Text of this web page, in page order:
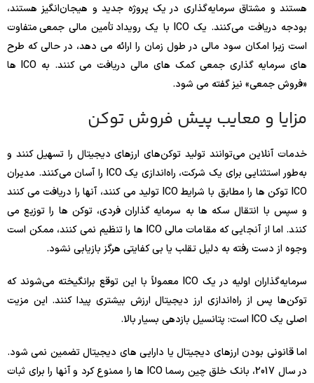
هستند و مشتاق سرمایه‌گذاری در یک پروژه جدید و هیجان‌انگیز هستند،
بودجه دریافت می‌کنند. یک ICO با یک رویداد تأمین مالی جمعی متفاوت
است زیرا امکان سود مالی در طول زمان را ارائه می دهد، در حالی که طرح
های سرمایه گذاری جمعی کمک های مالی دریافت می کنند. به ICO ها
«فروش جمعی» نیز گفته می شود.
مزایا و معایب پیش فروش توکن
خدمات آنلاین می‌توانند تولید توکن‌های ارزهای دیجیتال را تسهیل کنند و
به‌طور استثنایی برای یک شرکت، راه‌اندازی یک ICO را آسان می‌کنند. مدیران
ICO توکن ها را مطابق با شرایط ICO تولید می کنند، آنها را دریافت می کنند
و سپس با انتقال سکه ها به سرمایه گذاران فردی، توکن ها را توزیع می
کنند. اما از آنجایی که مقامات مالی ICO ها را تنظیم نمی کنند، ممکن است
وجوه از دست رفته به دلیل تقلب یا بی کفایتی هرگز بازیابی نشود.
سرمایه‌گذاران اولیه در یک ICO معمولاً با این توقع برانگیخته می‌شوند که
توکن‌ها پس از راه‌اندازی ارز دیجیتال ارزش بیشتری پیدا کنند. این مزیت
اصلی یک ICO است: پتانسیل بازدهی بسیار بالا.
اما قانونی بودن ارزهای دیجیتال یا دارایی های دیجیتال تضمین نمی شود.
در سال 2017، بانک خلق چین رسما ICO ها را ممنوع کرد و آنها را برای ثبات